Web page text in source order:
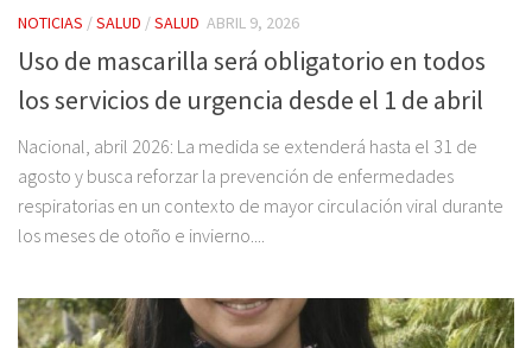
NOTICIAS /SALUD /SALUD ABRIL 9, 2026
Uso de mascarilla será obligatorio en todos
los servicios de urgencia desde el 1 de abril
Nacional, abril 2026: La medida se extenderá hasta el 31 de
agosto y busca reforzar la prevención de enfermedades
respiratorias en un contexto de mayor circulación viral durante
los meses de otoño e invierno....